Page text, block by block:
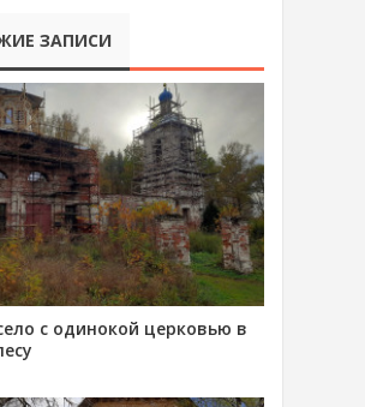
ЗАПИСИ
с одинокой церковью в